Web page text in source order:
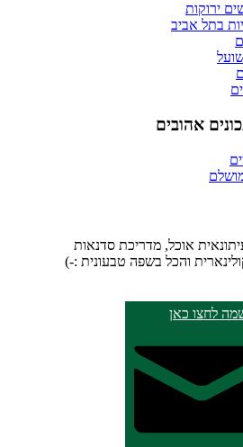
ירוקות
בתל אביב
אהובים
אוכל, מדריכת סדנאות
והכל בשפה טבעונית :-)
לחצו כאן